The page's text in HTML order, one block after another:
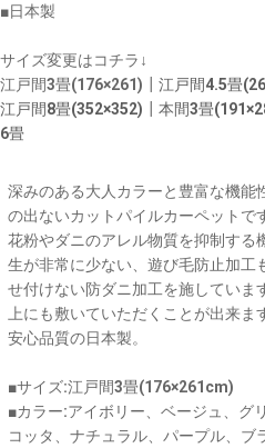
■日本製
サイズ変更はコチラ↓
江戸間3畳(176×261)┃ 江戸間4.5畳
江戸間8畳(352×352)
本間3畳
6畳
深みのある大人カラーと豊富な機能
の出ないカットパイルカーペットで
花粉やダニのアレル物質を抑制する
生が非常に少ない、遊び毛防止加工
せ付けない防ダニ加工を施していま
上にも敷いていただくことが出来ま
安心品質の日本製。
■サイズ:江戸間3畳(176×261cm)
■カラー:アイボリー、ベージュ、グ
コッタ、ナチュラル、パープル、ブ